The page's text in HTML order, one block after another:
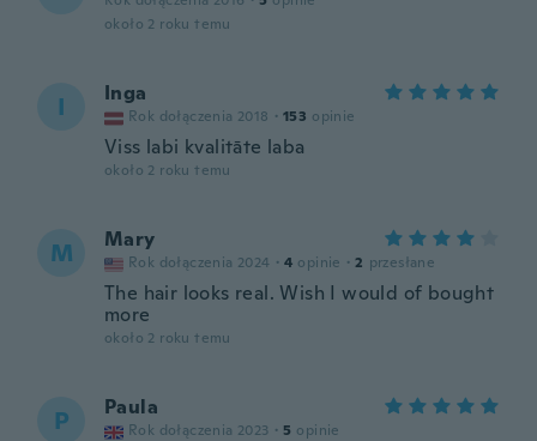
około 2 roku temu
I Inga
Rok dołączenia 2018 · 153 opinie
Viss labi kvalitāte laba
około 2 roku temu
M Mary
Rok dołączenia 2024 · 4 opinie · 2 przesłane
The hair looks real. Wish I would of bought
more
około 2 roku temu
P Paula
Rok dołączenia 2023 · 5 opinie